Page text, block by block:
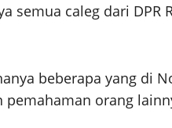
semua caleg dari DPR
beberapa yang di
pemahaman orang